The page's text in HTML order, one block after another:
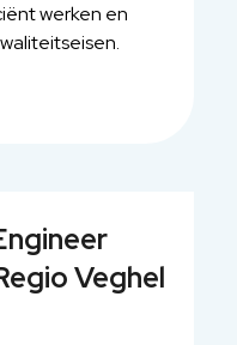
werken en
Veghel